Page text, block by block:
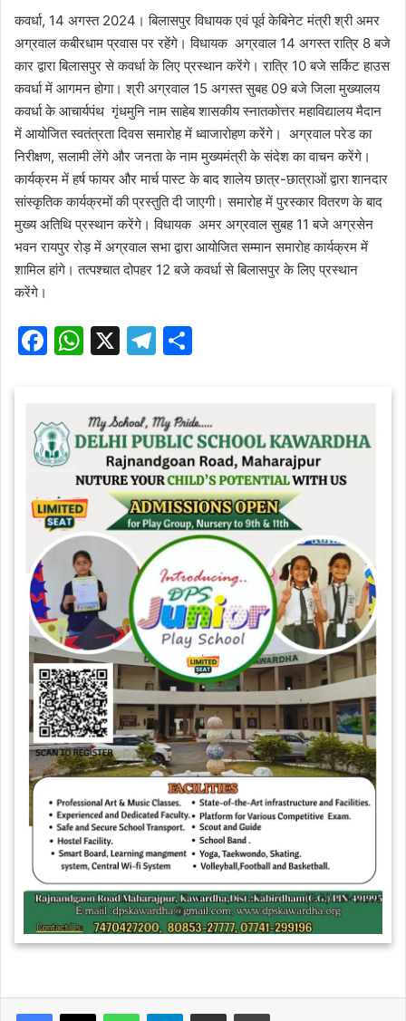
कवर्धा, 14 अगस्त 2024। बिलासपुर विधायक एवं पूर्व केबिनेट मंत्री श्री अमर
अग्रवाल कबीरधाम प्रवास पर रहेंगे। विधायक अग्रवाल 14 अगस्त रात्रि 8 बजे
कार द्वारा बिलासपुर से कवर्धा के लिए प्रस्थान करेंगे। रात्रि 10 बजे सर्किट हाउस
कवर्धा में आगमन होगा। श्री अग्रवाल 15 अगस्त सुबह 09 बजे जिला मुख्यालय
कवर्धा के आचार्यपंथ गृंधमुनि नाम साहेब शासकीय स्नातकोत्तर महाविद्यालय मैदान
में आयोजित स्वतंत्रता दिवस समारोह में ध्वाजारोहण करेंगे। अग्रवाल परेड का
निरीक्षण, सलामी लेंगे और जनता के नाम मुख्यमंत्री के संदेश का वाचन करेंगे।
कार्यक्रम में हर्ष फायर और मार्च पास्ट के बाद शालेय छात्र-छात्राओं द्वारा शानदार
सांस्कृतिक कार्यक्रमों की प्रस्तुति दी जाएगी। समारोह में पुरस्कार वितरण के बाद
मुख्य अतिथि प्रस्थान करेंगे। विधायक अमर अग्रवाल सुबह 11 बजे अग्रसेन
भवन रायपुर रोड़ में अग्रवाल सभा द्वारा आयोजित सम्मान समारोह कार्यक्रम में
शामिल हांगे। तत्पश्चात दोपहर 12 बजे कवर्धा से बिलासपुर के लिए प्रस्थान
करेंगे।
F
e
b
o
k
W
s
A
p
p
X
T
gr
a
m
e
WhatsAppTelegramShare via Email Print